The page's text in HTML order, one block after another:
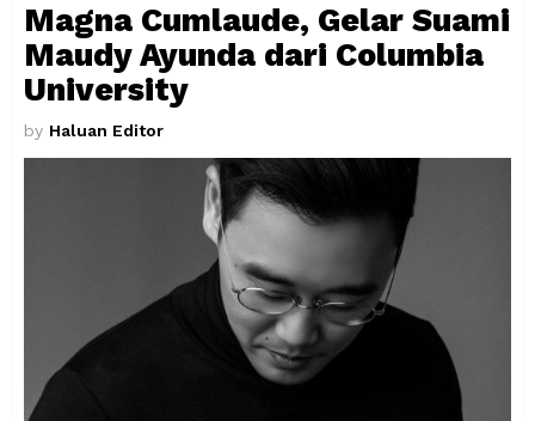
Magna Cumlaude, Gelar Suami
Maudy Ayunda dari Columbia
University
by Haluan Editor